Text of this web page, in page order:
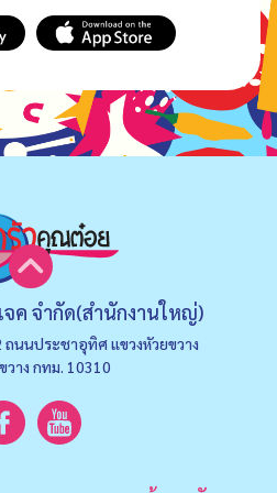
ค จำกัด(สำนักงานใหญ่)
นนประชาอุทิศ แขวงหัวยขวาง
วาง กทม. 10310